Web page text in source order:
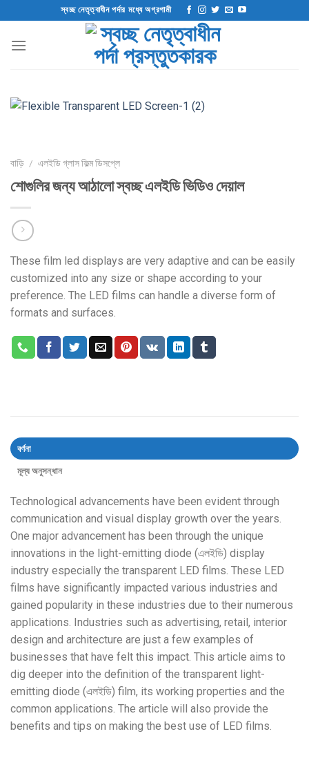
যাও
কন্টেন্ট
স্বচ্ছ নেতৃত্বাধীন পর্দার মধ্যে অগ্রগামী
বাড়ি / এলইডি গ্লাস ফিল্ম ডিসপ্লে
শোগুলির জন্য আঠালো স্বচ্ছ এলইডি ভিডিও দেয়াল
These film led displays are very adaptive and can be easily
customized into any size or shape according to your
preference. The LED films can handle a diverse form of
formats and surfaces.
বর্ণনা
মূল্য অনুসন্ধান
Technological advancements have been evident through
communication and visual display growth over the years.
One major advancement has been through the unique
innovations in the light-emitting diode (এলইডি) display
industry especially the transparent LED films. These LED
films have significantly impacted various industries and
gained popularity in these industries due to their numerous
applications. Industries such as advertising, retail , interior
design and architecture are just a few examples of
businesses that have felt this impact. This article aims to
dig deeper into the definition of the transparent light-
emitting diode (এলইডি) film, its working properties and the
common applications. The article will also provide the
benefits and tips on making the best use of LED films.